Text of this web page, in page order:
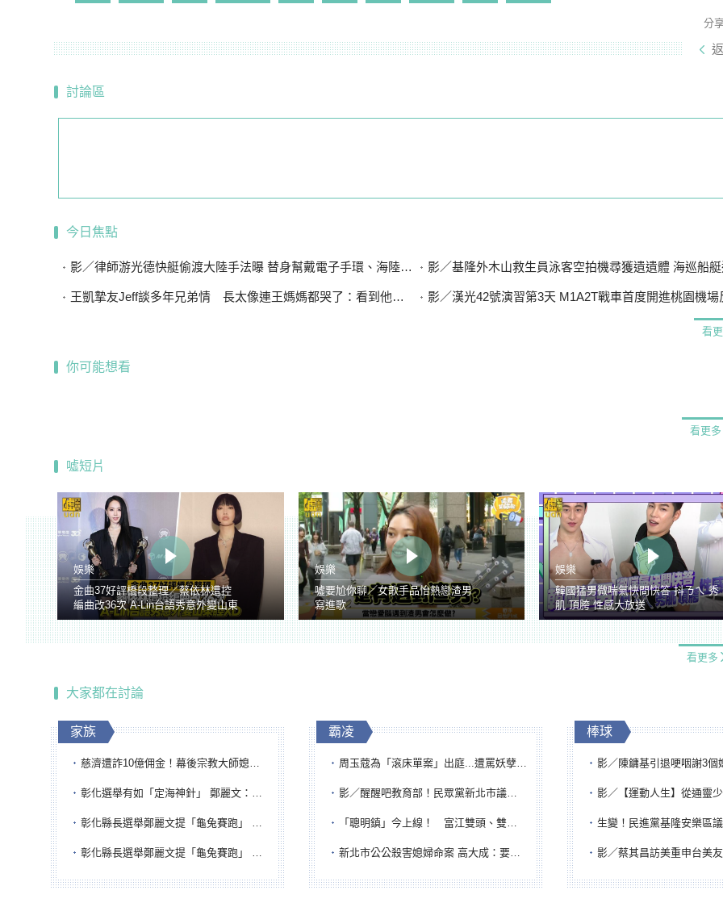
分
討論區
今日焦點
影／律師游光德快艇偷渡大陸手法曝 替身幫戴電子手環、海陸設7斷點 影／基隆外木山救生員泳客空拍機尋獲遺遺體 海巡船
王凱摯友Jeff談多年兄弟情 長太像連王媽媽都哭了：看到他想到兒子 影／漢光42號演習第3天 M1A2T戰車首度開進桃園機場
看
你可能想看
看更多
噓短片
娛樂
金曲37好評橋段整理／蔡依林遭控
編曲改36次 A-Lin台語秀意外變山東
腔
娛樂
噓要尬你聊／女歌手品怡熱戀渣男
寫進歌
娛樂
韓國猛男微喘氣快問快答 抖ㄋㄟ 秀
肌 頂胯 性感大放送
看更多
大家都在討論
家族
慈濟遭詐10億佣金！幕後宗教大師媳婦獲100萬交保...快步奔離不發一語
彰化選舉有如「定海神針」 鄭麗文：傾全黨之力讓彰化贏
彰化縣長選舉鄭麗文提「龜兔賽跑」 綠營、無黨籍忙否認是烏龜
彰化縣長選舉鄭麗文提「龜兔賽跑」 綠營、無黨籍忙否認是烏龜
霸凌
周玉蔻為「滾床單案」出庭...遭罵妖孽下地獄 張淑娟批：舌頭殺人有罪
影／醒醒吧教育部！民眾黨新北市議員參選人提出校園反毒防線升級政見
「聰明鎮」今上線！ 富江雙頭、雙一、人頭氣球全登場
新北市公公殺害媳婦命案 高大成：要害殺多刀顯示怨恨深
棒球
影／陳鏞基引退哽咽謝3個媽媽 最大
影／【運動人生】從通靈少女到無任所大使 劉柏君
生變！民進黨基隆安樂區議員提名人黃永翔突
影／蔡其昌訪美重申台美友誼 擔任MLB大